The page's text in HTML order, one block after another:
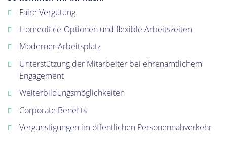
Faire Vergütung
Homeoffice-Optionen und flexible Arbeitszeiten
Moderner Arbeitsplatz
Unterstützung der Mitarbeiter bei ehrenamtlichem
Engagement
Weiterbildungsmöglichkeiten
Corporate Benefits
Vergünstigungen im öffentlichen Personennahverkehr